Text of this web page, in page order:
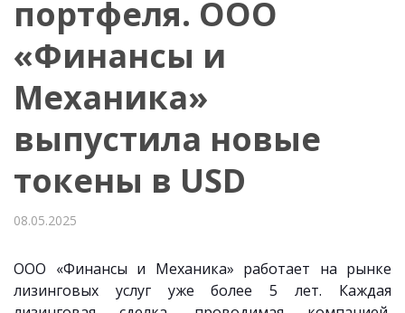
портфеля. ООО
«Финансы и
Механика»
выпустила новые
токены в USD
08.05.2025
ООО «Финансы и Механика» работает на рынке
лизинговых услуг уже более 5 лет. Каждая